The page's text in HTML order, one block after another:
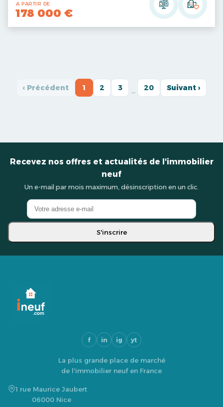
A PARTIR DE
178 000 €
‹ Précédent 1 2 3 … 20 Suivant ›
Recevez nos offres et actualités de l'immobilier
neuf
Un e-mail par mois maximum, désinscription en un clic.
S'inscrire
f in ig yt
La plus grande place de marché
de l'immobilier neuf en France
1 rue Maurice Jaubert
06000 Nice